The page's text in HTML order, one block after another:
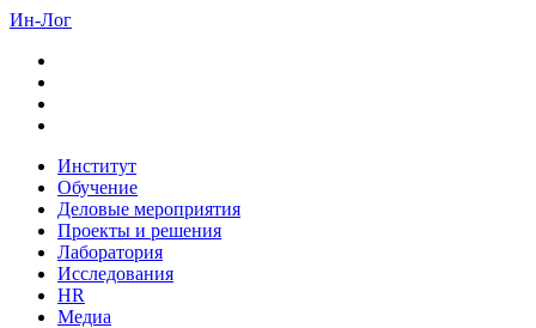
Перейти
основному
содержанию
Ин-Лог
Институт
Обучение
Деловые мероприятия
Проекты и решения
Лаборатория
Исследования
HR
Медиа